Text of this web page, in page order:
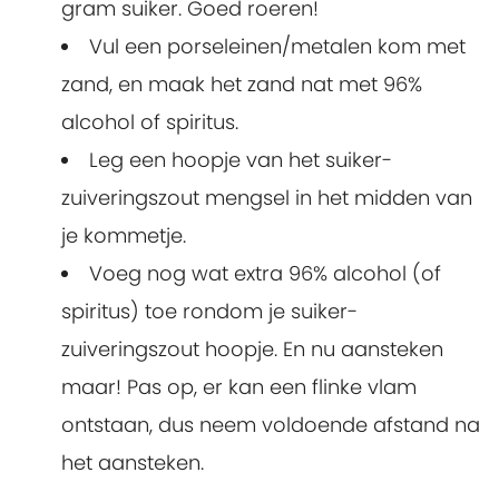
gram suiker. Goed roeren!
Vul een porseleinen/metalen kom met
zand, en maak het zand nat met 96%
alcohol of spiritus.
Leg een hoopje van het suiker-
zuiveringszout mengsel in het midden van
je kommetje.
Voeg nog wat extra 96% alcohol (of
spiritus) toe rondom je suiker-
zuiveringszout hoopje. En nu aansteken
maar! Pas op, er kan een flinke vlam
ontstaan, dus neem voldoende afstand na
het aansteken.